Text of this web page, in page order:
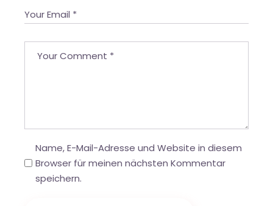
Name, E-Mail-Adresse und Website in diesem
Browser für meinen nächsten Kommentar
speichern.